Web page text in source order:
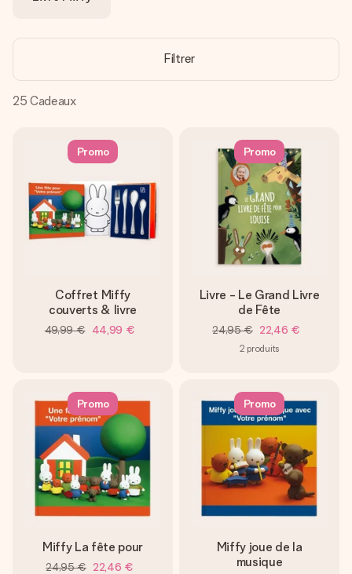
Créez quelque chose d’unique en quelques étapes – avec
Filtrer
25 Cadeaux
Promo
Coffret Miffy
couverts & livre
49,99 € 44,99 €
Promo
Livre - Le Grand Livre
de Fête
24,95 € 22,46 €
2 produits
Promo
Miffy La fête pour
24,95 € 22,46 €
Promo
Miffy joue de la
musique